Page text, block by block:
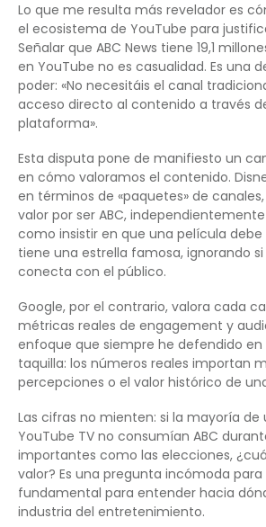
Lo que me resulta más revelador es
el ecosistema de YouTube para
Señalar que ABC News tiene 19,1
en YouTube no es casualidad. Es una
poder: «No necesitáis el canal
acceso directo al contenido a través
plataforma».
Esta disputa pone de manifiesto un
en cómo valoramos el contenido.
en términos de «paquetes» de
valor por ser ABC,
como insistir en que una película
tiene una estrella famosa, ignorando
conecta con el público.
Google, por el contrario, valora cada
métricas reales de engagement y
enfoque que siempre he defendido en
taquilla: los números reales importan
percepciones o el valor histórico de
Las cifras no mienten: si la mayoría de
YouTube TV no consumían ABC
importantes como las elecciones,
valor? Es una pregunta incómoda para
fundamental para entender hacia
industria del entretenimiento.